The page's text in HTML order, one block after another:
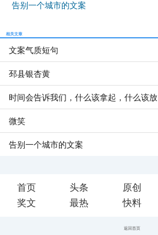
告别一个城市的文案
相关文章
文案气质短句
邳县银杏黄
时间会告诉我们，什么该拿起，什么该放
微笑
告别一个城市的文案
首页 头条 原创
奖文
最热 快料
返回首页